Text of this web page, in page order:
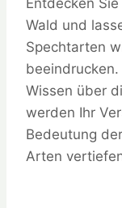
Wald und
Spechtarten
Wissen über
werden Ihr
Bedeutung
Arten